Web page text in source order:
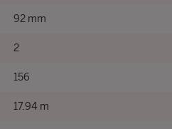
92 mm
2
156
17.94 m